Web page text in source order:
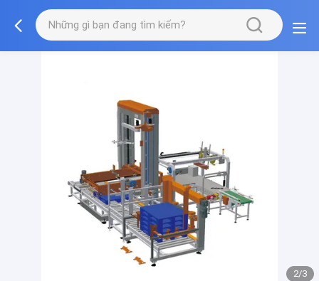
2/3